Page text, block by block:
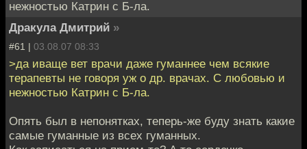
нежностью Катрин с Б-ла.
Дракула Дмитрий »
#61 | 03.08.07 08:33
>да иваще вет врачи даже гуманнее чем всякие
терапевты не говоря уж о др. врачах. С любовью и
нежностью Катрин с Б-ла.
Опять был в непонятках, теперь-же буду знать какие
самые гуманные из всех гуманных.